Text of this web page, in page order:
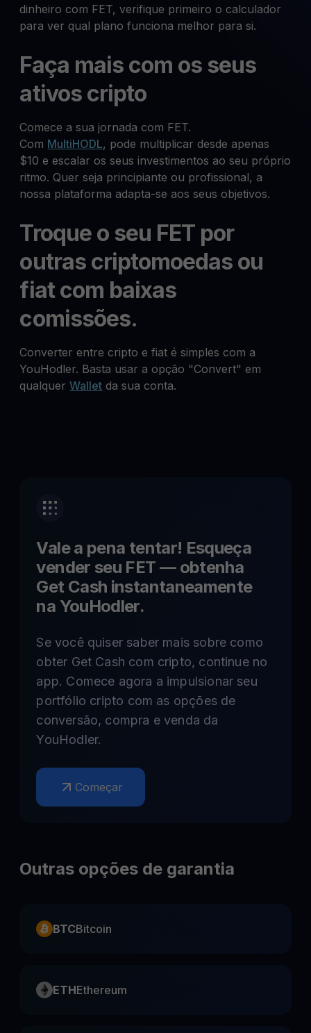
dinheiro com FET, verifique primeiro o calculador
para ver qual plano funciona melhor para si.
Faça mais com os seus
ativos cripto
Comece a sua jornada com FET.
Com MultiHODL, pode multiplicar desde apenas
$10 e escalar os seus investimentos ao seu próprio
ritmo. Quer seja principiante ou profissional, a
nossa plataforma adapta-se aos seus objetivos.
Troque o seu FET por
outras criptomoedas ou
fiat com baixas
comissões.
Converter entre cripto e fiat é simples com a
YouHodler. Basta usar a opção "Convert" em
qualquerWallet da sua conta.
Vale a pena tentar! Esqueça
vender seu FET — obtenha
Get Cash instantaneamente
na YouHodler.
Se você quiser saber mais sobre como
obter Get Cash com cripto, continue no
app. Comece agora a impulsionar seu
portfólio cripto com as opções de
conversão, compra e venda da
YouHodler.
Começar
Outras opções de garantia
BTCBitcoin
ETHEthereum